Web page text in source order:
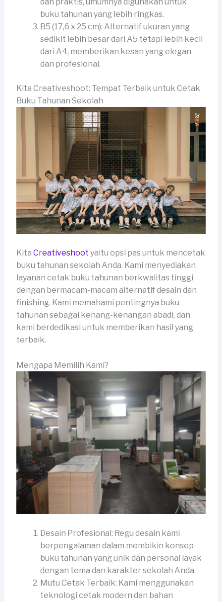
dan praktis, umumnya digunakan untuk
buku tahunan yang lebih ringkas.
B5 (17,6 x 25 cm): Alternatif ukuran yang
sedikit lebih besar dari A5 tetapi lebih kecil
dari A4, memberikan kesan yang elegan
dan profesional.
Kita Creativeshoot: Tempat Terbaik untuk Cetak
Buku Tahunan Sekolah
Kita Creativeshoot yaitu opsi pas untuk mencetak
buku tahunan sekolah Anda. Kami menyediakan
layanan cetak buku tahunan berkwalitas tinggi
dengan bermacam-macam alternatif desain dan
finishing. Kami memahami pentingnya buku
tahunan sebagai kenang-kenangan abadi, dan
kami berdedikasi untuk memberikan hasil yang
terbaik.
Mengapa Memilih Kami?
Desain Profesional: Regu desain kami
berpengalaman dalam membikin konsep
buku tahunan yang unik dan personal layak
dengan tema dan karakter sekolah Anda.
Mutu Cetak Terbaik: Kami menggunakan
teknologi cetak modern dan bahan